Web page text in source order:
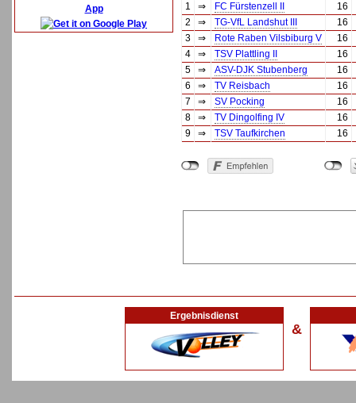
App
1
⇒ FC Fürstenzell II
16
2
⇒ TG-VfL Landshut III
16
3
⇒ Rote Raben Vilsbiburg V
16
4
⇒ TSV Plattling II
16
5
⇒ ASV-DJK Stubenberg
16
6
⇒ TV Reisbach
16
7
⇒ SV Pocking
16
8
⇒ TV Dingolfing IV
16
9
⇒ TSV Taufkirchen 16
Ergebnisdienst
&